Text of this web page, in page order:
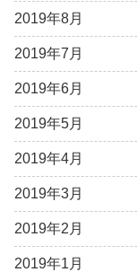
2019年8月
2019年7月
2019年6月
2019年5月
2019年4月
2019年3月
2019年2月
2019年1月